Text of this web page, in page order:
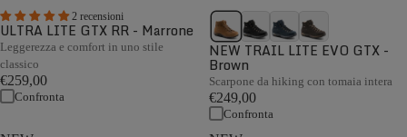
2 recensioni
ULTRA LITE GTX RR - Marrone
Leggerezza e comfort in uno stile
classico
€259,00
Confronta
NEW TRAIL LITE EVO GTX -
Brown
Scarpone da hiking con tomaia intera
€249,00
Confronta